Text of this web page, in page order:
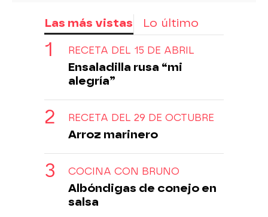
Las más vistas Lo último
RECETA DEL 15 DE ABRIL
Ensaladilla rusa “mi
alegría”
RECETA DEL 29 DE OCTUBRE
Arroz marinero
COCINA CON BRUNO
Albóndigas de conejo en
salsa